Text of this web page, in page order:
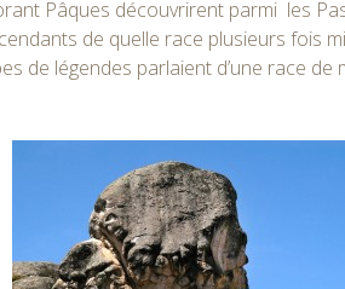
Pâques découvrirent parmi les
de quelle race plusieurs fois
de légendes parlaient d’une race de